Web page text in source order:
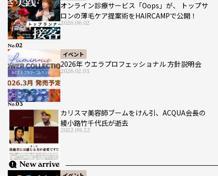
オンライン診療サービス「Oops」が、 トップサ
ロンの薄毛ケア提案術をHAIRCAMPで公開！
2026.06.02
イベント
2026年 ウエラプロフェッショナル 方針説明会
2026.02.03
No.
カリスマ美容師ブームをけん引、ACQUA会長の
綾小路竹千代氏が逝去
2022.09.22
No.
New arrive